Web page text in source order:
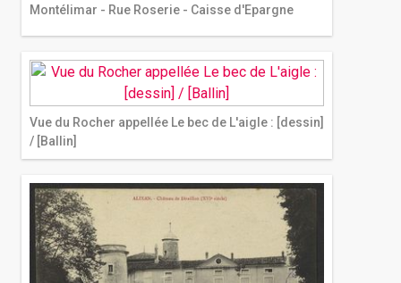
Montélimar - Rue Roserie - Caisse d'Epargne
Vue du Rocher appellée Le bec de L'aigle : [dessin]
/ [Ballin]